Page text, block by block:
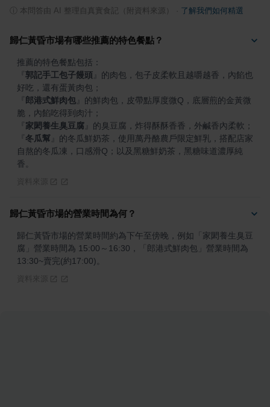
本問答由 AI 整理自真實食記（附資料來源） 了解我們如何精選
歸仁黃昏市場有哪些推薦的特色餐點？
郭記手工包子饅頭
的肉包，包子皮柔軟且越嚼越香，內餡也
郎港式鮮肉包
的鮮肉包，皮帶點厚度微Q，底層煎的金黃微
家閎養生臭豆腐
冬瓜幫
的冬瓜鮮奶茶，使用萬丹酪農戶限定鮮乳，搭配店家
自熬的冬瓜凍，口感滑Q；以及黑糖鮮奶茶，黑糖味道濃厚純
香。
歸仁黃昏市場的營業時間為何？
歸仁黃昏市場的營業時間約為下午至傍晚，例如「家閎養生臭豆
腐」營業時間為 15:00～16:30，「郎港式鮮肉包」營業時間為
13:30~賣完(約17:00)。